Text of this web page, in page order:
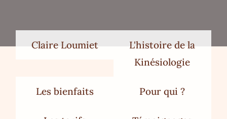
Claire Loumiet
L'histoire de la
Kinésiologie
Les bienfaits Pour qui ?